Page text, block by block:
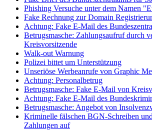
Phishing Versuche unter dem Namen
Fake Rechnung zur Domain
Achtung: Fake E-Mail des
Betrugsmasche: Zahlungsaufruf durch
Kreisvorsitzende
Walk-out Warnung
Polizei bittet um Unterstützung
Unseriöse Werbeanrufe von Graphic
Achtung: Personalbetrug
Betrugsmasche: Fake E-Mail von
Achtung: Fake E-Mail des
Betrugsmasche: Angebot von
Kriminelle fälschen BGN-Schreiben
Zahlungen auf